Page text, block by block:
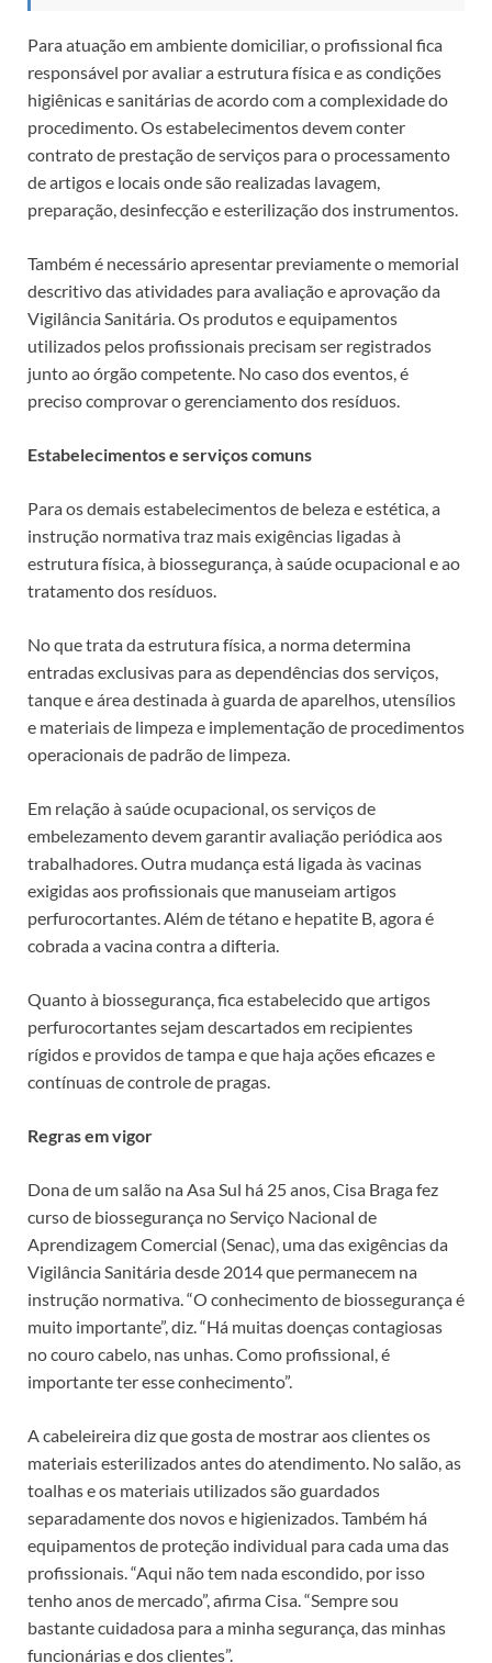
Para atuação em ambiente domiciliar, o profissional fica
responsável por avaliar a estrutura física e as condições
higiênicas e sanitárias de acordo com a complexidade do
procedimento. Os estabelecimentos devem conter
contrato de prestação de serviços para o processamento
de artigos e locais onde são realizadas lavagem,
preparação, desinfecção e esterilização dos instrumentos.
Também é necessário apresentar previamente o memorial
descritivo das atividades para avaliação e aprovação da
Vigilância Sanitária. Os produtos e equipamentos
utilizados pelos profissionais precisam ser registrados
junto ao órgão competente. No caso dos eventos, é
preciso comprovar o gerenciamento dos resíduos.
Estabelecimentos e serviços comuns
Para os demais estabelecimentos de beleza e estética, a
instrução normativa traz mais exigências ligadas à
estrutura física, à biossegurança, à saúde ocupacional e ao
tratamento dos resíduos.
No que trata da estrutura física, a norma determina
entradas exclusivas para as dependências dos serviços,
tanque e área destinada à guarda de aparelhos, utensílios
e materiais de limpeza e implementação de procedimentos
operacionais de padrão de limpeza.
Em relação à saúde ocupacional, os serviços de
embelezamento devem garantir avaliação periódica aos
trabalhadores. Outra mudança está ligada às vacinas
exigidas aos profissionais que manuseiam artigos
perfurocortantes. Além de tétano e hepatite B, agora é
cobrada a vacina contra a difteria.
Quanto à biossegurança, fica estabelecido que artigos
perfurocortantes sejam descartados em recipientes
rígidos e providos de tampa e que haja ações eficazes e
contínuas de controle de pragas.
Regras em vigor
Dona de um salão na Asa Sul há 25 anos, Cisa Braga fez
curso de biossegurança no Serviço Nacional de
Aprendizagem Comercial (Senac), uma das exigências da
Vigilância Sanitária desde 2014 que permanecem na
instrução normativa. “O conhecimento de biossegurança é
muito importante”, diz. “Há muitas doenças contagiosas
no couro cabelo, nas unhas. Como profissional, é
importante ter esse conhecimento”.
A cabeleireira diz que gosta de mostrar aos clientes os
materiais esterilizados antes do atendimento. No salão, as
toalhas e os materiais utilizados são guardados
separadamente dos novos e higienizados. Também há
equipamentos de proteção individual para cada uma das
profissionais. “Aqui não tem nada escondido, por isso
tenho anos de mercado”, afirma Cisa. “Sempre sou
bastante cuidadosa para a minha segurança, das minhas
funcionárias e dos clientes”.